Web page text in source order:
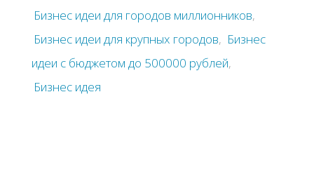
Бизнес идеи для городов миллионников,
Бизнес идеи для крупных городов, Бизнес
идеи с бюджетом до 500000 рублей,
Бизнес идея